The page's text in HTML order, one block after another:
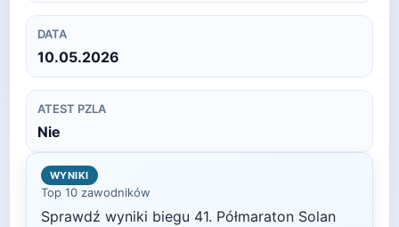
DATA
10.05.2026
ATEST PZLA
Nie
WYNIKI
Top 10 zawodników
Sprawdź wyniki biegu 41. Półmaraton Solan